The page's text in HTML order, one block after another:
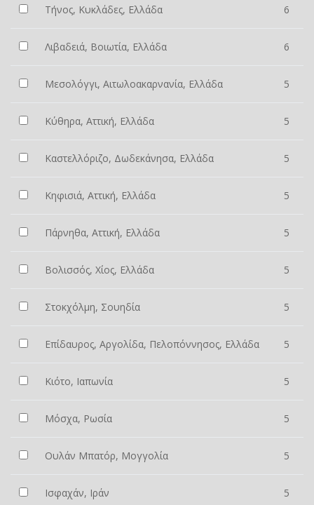
Τήνος, Κυκλάδες, Ελλάδα 6
Λιβαδειά, Βοιωτία, Ελλάδα 6
Μεσολόγγι, Αιτωλοακαρνανία, Ελλάδα 5
Κύθηρα, Αττική, Ελλάδα 5
Καστελλόριζο, Δωδεκάνησα, Ελλάδα 5
Κηφισιά, Αττική, Ελλάδα 5
Πάρνηθα, Αττική, Ελλάδα 5
Βολισσός, Χίος, Ελλάδα 5
Στοκχόλμη, Σουηδία 5
Επίδαυρος, Αργολίδα, Πελοπόννησος, Ελλάδα 5
Κιότο, Ιαπωνία 5
Μόσχα, Ρωσία 5
Ουλάν Μπατόρ, Μογγολία 5
Ισφαχάν, Ιράν 5